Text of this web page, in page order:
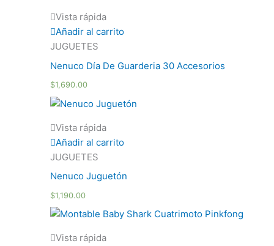
Vista rápida
Añadir al carrito
JUGUETES
Nenuco Día De Guarderia 30 Accesorios
$1,690.00
Vista rápida
Añadir al carrito
JUGUETES
Nenuco Juguetón
$1,190.00
Vista rápida